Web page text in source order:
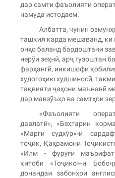
дар самти фаъолияти
намуда истодаем.
Албатта, чунин
ташкил карда мешаванд, ки
онҳо баланд бардоштани
нерӯи зеҳнӣ, арҷ гузоштан
фарҳангӣ, инкишофи
худогоҳию худшиносӣ,
тақвияти ҷаҳони маънавӣ
дар мавзӯъҳо ва самтҳои
«Фаъолияти
давлатӣ», «Беҳтарин
«Марги судхӯр»-и
тоҷик, Қаҳрамони
«Илм - фурӯғи
китоби «Тоҷико»-и
донандаи забонҳои